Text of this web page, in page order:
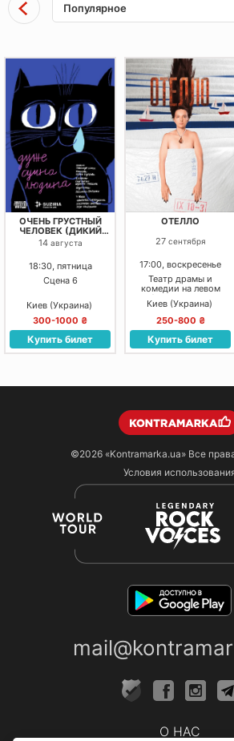
Популярное
ОЧЕНЬ ГРУСТНЫЙ
ЧЕЛОВЕК (ДИКИЙ
ТЕАТР)
14 августа
18:30, пятница
Сцена 6
Киев (Украина)
300-1000 ₴
Купить билет
ОТЕЛЛО
27 сентября
17:00, воскресенье
Театр драмы и
комедии на левом
берегу Днепра
Киев (Украина)
250-800 ₴
Купить билет
©2026 «Kontramarka.ua»Все
Условия
О НАС